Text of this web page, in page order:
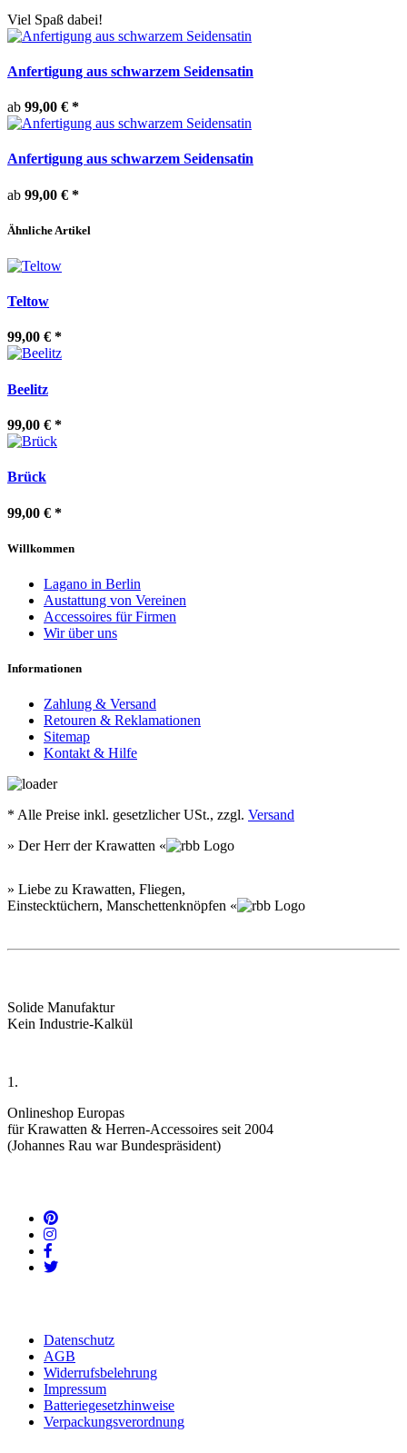
Viel Spaß dabei!
Anfertigung aus schwarzem Seidensatin
ab 99,00 € *
Anfertigung aus schwarzem Seidensatin
ab 99,00 € *
Ähnliche Artikel
Teltow
99,00 € *
Beelitz
99,00 € *
Brück
99,00 € *
Willkommen
Lagano in Berlin
Austattung von Vereinen
Accessoires für Firmen
Wir über uns
Informationen
Zahlung & Versand
Retouren & Reklamationen
Sitemap
Kontakt & Hilfe
* Alle Preise inkl. gesetzlicher USt., zzgl. Versand
» Der Herr der Krawatten «
» Liebe zu Krawatten, Fliegen,
Einstecktüchern, Manschettenknöpfen «
Solide Manufaktur
Kein Industrie-Kalkül
1.
Onlineshop Europas
für Krawatten & Herren-Accessoires seit 2004
(Johannes Rau war Bundespräsident)
Datenschutz
AGB
Widerrufsbelehrung
Impressum
Batteriegesetzhinweise
Verpackungsverordnung